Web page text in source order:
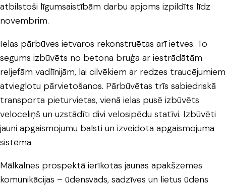
atbilstoši līgumsaistībām darbu apjoms izpildīts līdz
novembrim.
Ielas pārbūves ietvaros rekonstruētas arī ietves. To
segums izbūvēts no betona bruģa ar iestrādātām
reljefām vadlīnijām, lai cilvēkiem ar redzes traucējumiem
atvieglotu pārvietošanos. Pārbūvētas trīs sabiedriskā
transporta pieturvietas, vienā ielas pusē izbūvēts
veloceliņš un uzstādīti divi velosipēdu statīvi. Izbūvēti
jauni apgaismojumu balsti un izveidota apgaismojuma
sistēma.
Mālkalnes prospektā ierīkotas jaunas apakšzemes
komunikācijas – ūdensvads, sadzīves un lietus ūdens